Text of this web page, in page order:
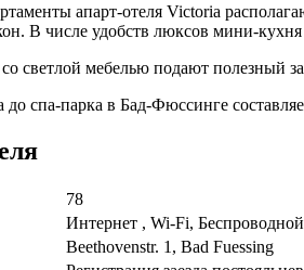
апарт-отеля Victoria
В числе удобств люксов мини-кухня
светлой мебелью подают полезный
до спа-парка в Бад-Фюссинге
78
Интернет , Wi-Fi,
Beethovenstr. 1, Bad Fuessing